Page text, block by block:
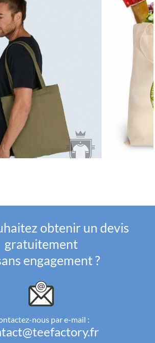
obtenir un devis
gratuitement
engagement ?
nous par e-mail :